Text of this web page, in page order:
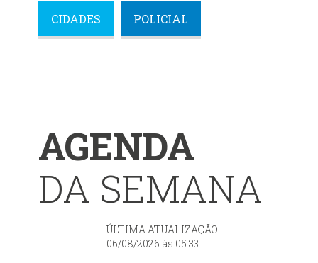
CIDADES POLICIAL
AGENDA
DA SEMANA
ÚLTIMA ATUALIZAÇÃO:
06/08/2026 às 05:33